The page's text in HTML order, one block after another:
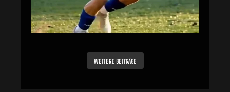
weitere Beiträge